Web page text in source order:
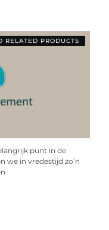
RELATED PRODUCTS
punt in de
we in vredestijd zo’n